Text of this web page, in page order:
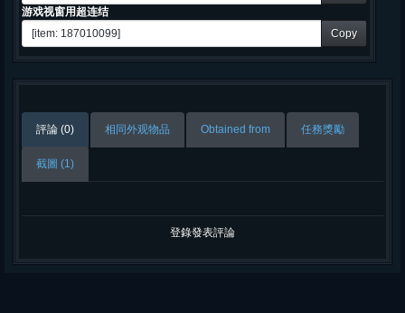
游戏视窗用超连结
Copy
評論 (0) 相同外观物品 Obtained from 任務獎勵
截圖 (1)
登錄發表評論